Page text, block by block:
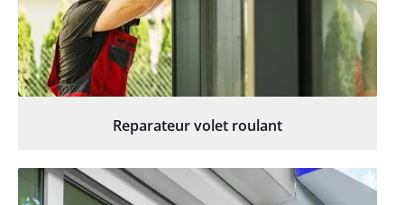
Reparateur volet roulant